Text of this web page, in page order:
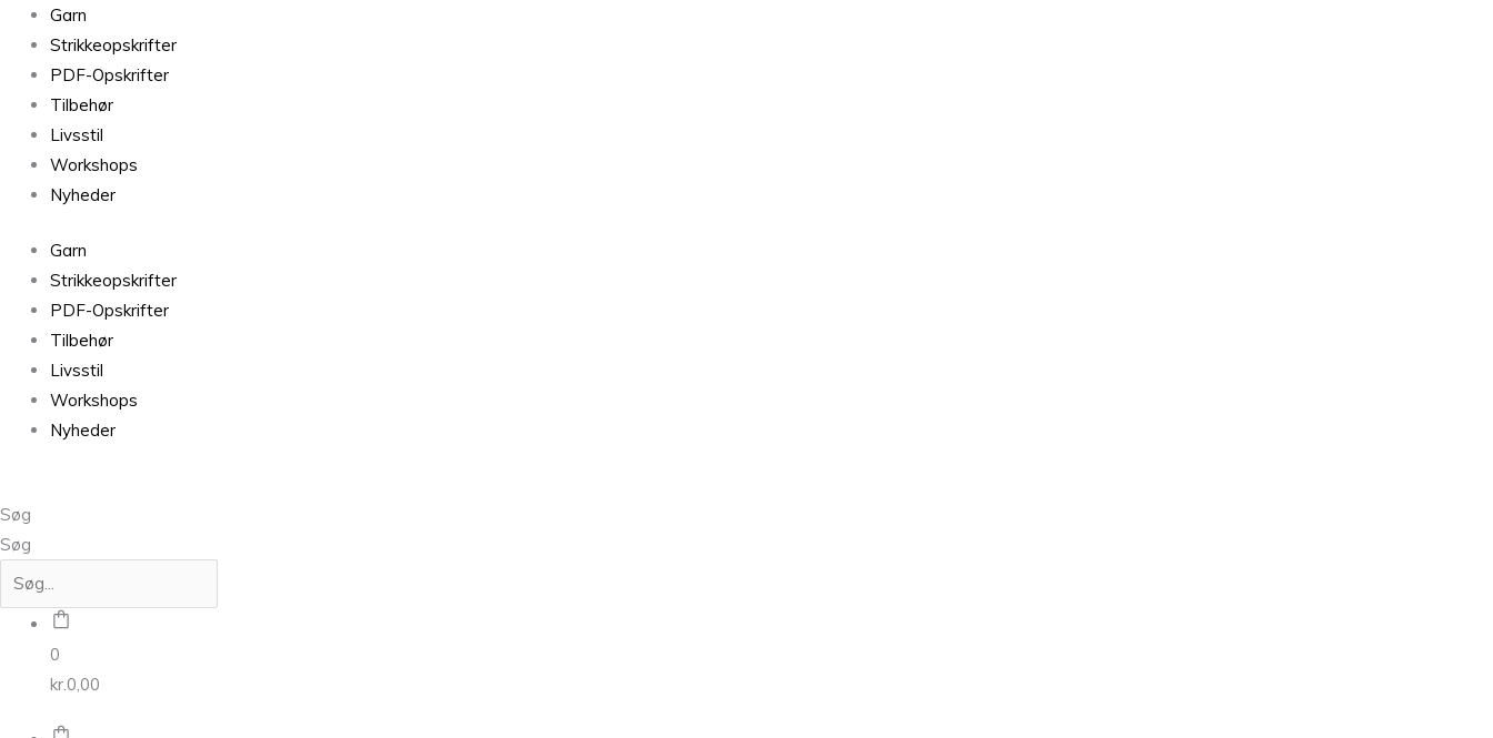
Garn
Strikkeopskrifter
PDF-Opskrifter
Tilbehør
Livsstil
Workshops
Nyheder
Garn
Strikkeopskrifter
PDF-Opskrifter
Tilbehør
Livsstil
Workshops
Nyheder
Søg
Søg
0
kr.0,00
Kornmark
Filcolana
antal